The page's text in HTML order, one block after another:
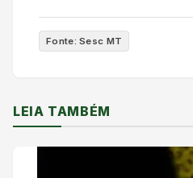
Fonte: Sesc MT
LEIA TAMBÉM